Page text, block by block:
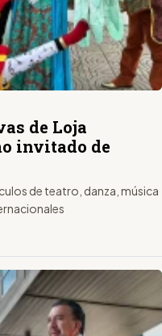
de Loja
invitado de
de teatro, danza, música